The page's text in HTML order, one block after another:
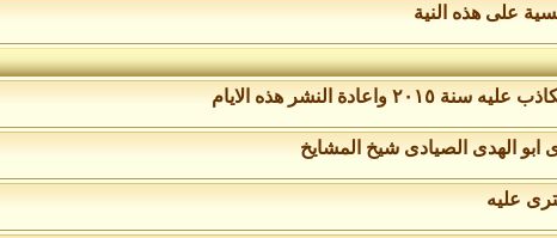
على هذه النية
النشر هذه الايام
ابو الهدى الصيادى شيخ المشايخ
عليه